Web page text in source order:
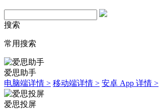
搜索
常用搜索
爱思助手
电脑端详情 > 移动端详情 > 安卓 App 详情 >
爱思投屏